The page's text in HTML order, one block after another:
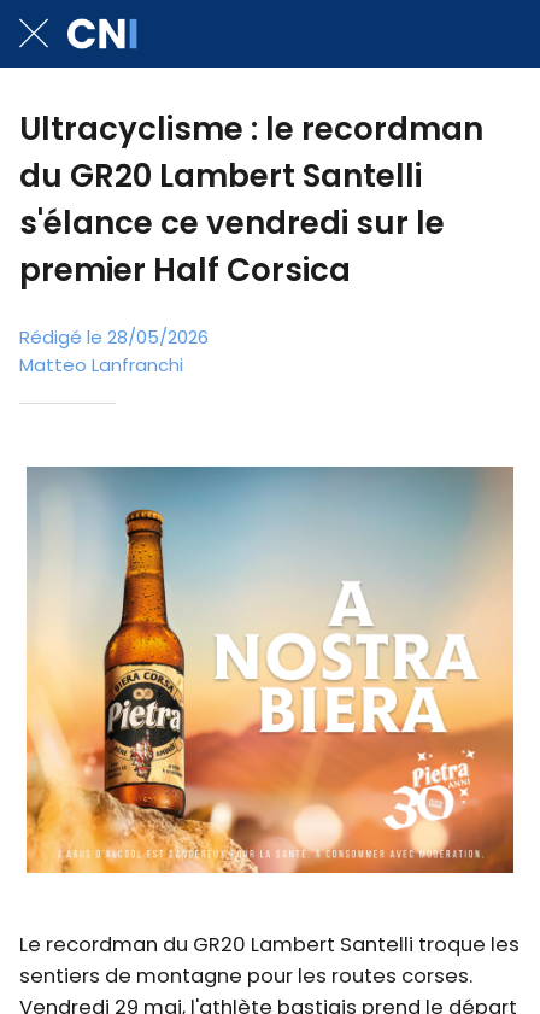
Ultracyclisme : le recordman
du GR20 Lambert Santelli
s'élance ce vendredi sur le
premier Half Corsica
Rédigé le 28/05/2026
Matteo Lanfranchi
Le recordman du GR20 Lambert Santelli troque les
sentiers de montagne pour les routes corses.
Vendredi 29 mai, l'athlète bastiais prend le départ